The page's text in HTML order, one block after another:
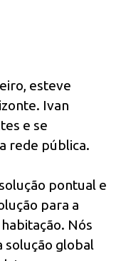
esteve
Ivan
e se
rede pública.
pontual e
para a
Nós
solução global